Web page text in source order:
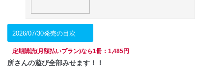
2026/07/30発売の目次
定期購読(月額払いプラン)なら1冊：1,485円
所さんの遊び全部みせます！！